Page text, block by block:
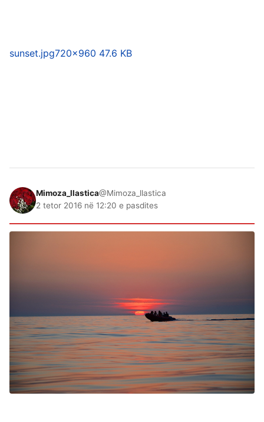
sunset.jpg720×960 47.6 KB
Mimoza_llastica@Mimoza_llastica
2 tetor 2016 në 12:20 e pasdites